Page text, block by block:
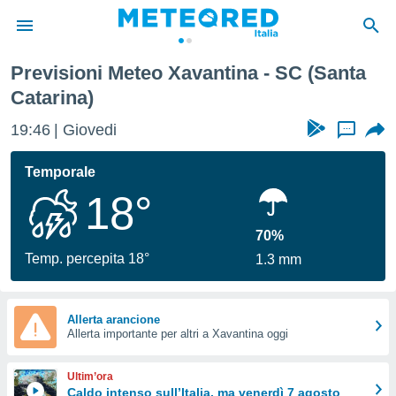
di
per
le
di
Web
le
Previsioni Meteo Xavantina - SC (Santa
Catarina)
19:46 Giovedi ...
Temporale
18°
Temp. percepita 18°
70%
1.3 mm
Allerta arancione
Allerta importante per altri a Xavantina oggi
Ultim’ora
Caldo intenso sull’Italia, ma venerdì 7 agosto